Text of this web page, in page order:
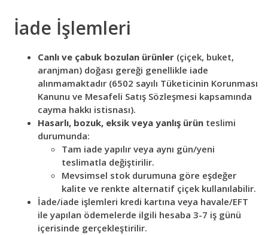
İade İşlemleri
Canlı ve çabuk bozulan ürünler (çiçek, buket,
aranjman) doğası gereği genellikle iade
alınmamaktadır (6502 sayılı Tüketicinin Korunması
Kanunu ve Mesafeli Satış Sözleşmesi kapsamında
cayma hakkı istisnası).
Hasarlı, bozuk, eksik veya yanlış ürün teslimi
durumunda:
Tam iade yapılır veya aynı gün/yeni
teslimatla değiştirilir.
Mevsimsel stok durumuna göre eşdeğer
kalite ve renkte alternatif çiçek kullanılabilir.
İade/iade işlemleri kredi kartına veya havale/EFT
ile yapılan ödemelerde ilgili hesaba 3-7 iş günü
içerisinde gerçekleştirilir.